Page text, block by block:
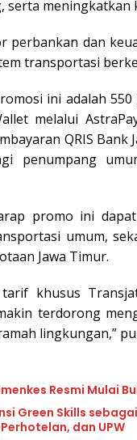
serta
perbankan dan
transportasi
ini adalah
melalui
QRIS Bank
penumpang
promo ini
umum,
Jawa Timur.
khusus
terdorong
lingkungan,”
Resmi Mulai
Green Skills
dan UPW